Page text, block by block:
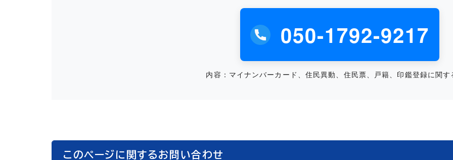
050-1792-9217
内容：マイナンバーカード、住民異動、住民票、戸籍、印鑑登録に関す
このページに関するお問い合わせ